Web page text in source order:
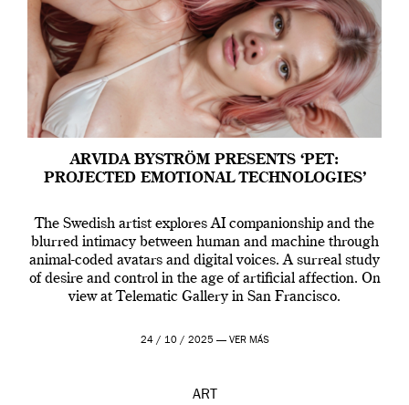
ARVIDA BYSTRÖM PRESENTS ‘PET:
PROJECTED EMOTIONAL TECHNOLOGIES’
The Swedish artist explores AI companionship and the
blurred intimacy between human and machine through
animal-coded avatars and digital voices. A surreal study
of desire and control in the age of artificial affection. On
view at Telematic Gallery in San Francisco.
24 / 10 / 2025 — VER MÁS
ART